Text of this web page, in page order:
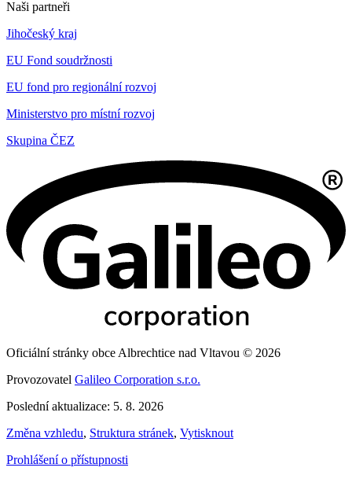
Naši partneři
Jihočeský kraj
EU Fond soudržnosti
EU fond pro regionální rozvoj
Ministerstvo pro místní rozvoj
Skupina ČEZ
Oficiální stránky obce Albrechtice nad Vltavou © 2026
Provozovatel Galileo Corporation s.r.o.
Poslední aktualizace: 5. 8. 2026
Změna vzhledu, Struktura stránek, Vytisknout
Prohlášení o přístupnosti